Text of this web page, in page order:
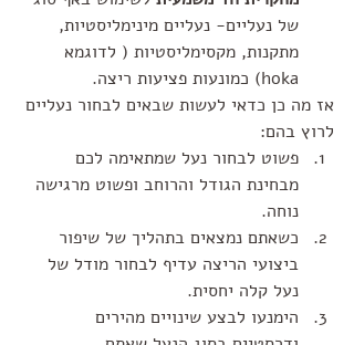
של נעליים- נעליים מינימליסטיות,
מתקנות, מקסימליסטיות ( לדוגמא
hoka) כמונעות פציעות ריצה.
אז מה כן כדאי לעשות שבאים לבחור נעליים
לרוץ בהם:
פשוט לבחור נעל שמתאימה לכם
מבחינת הגודל והרוחב ופשוט מרגישה
נוחה.
כשאתם נמצאים בתהליך של שיפור
ביצועי הריצה עדיף לבחור מודל של
נעל קלה יחסית.
הימנעו לבצע שינויים מהירים